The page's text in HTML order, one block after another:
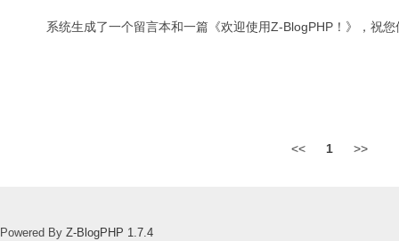
系统生成了一个留言本和一篇《欢迎使用Z-BlogPHP！》，祝
<< 1 >>
Powered By Z-BlogPHP 1.7.4